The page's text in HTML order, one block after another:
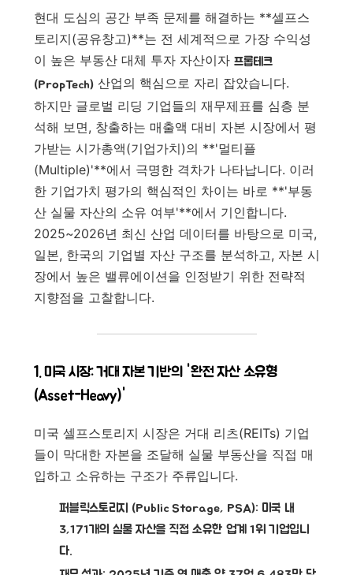
현대 도심의 공간 부족 문제를 해결하는 **셀프스
토리지(공유창고)**는 전 세계적으로 가장 수익성
이 높은 부동산 대체 투자 자산이자 프롭테크
(PropTech)산업의 핵심으로 자리 잡았습니다.
하지만 글로벌 리딩 기업들의 재무제표를 심층 분
석해 보면, 창출하는 매출액 대비 자본 시장에서 평
가받는 시가총액(기업가치)의 **'멀티플
(Multiple)'**에서 극명한 격차가 나타납니다. 이러
한 기업가치 평가의 핵심적인 차이는 바로 **'부동
산 실물 자산의 소유 여부'**에서 기인합니다.
2025~2026년 최신 산업 데이터를 바탕으로 미국,
일본, 한국의 기업별 자산 구조를 분석하고, 자본 시
장에서 높은 밸류에이션을 인정받기 위한 전략적
지향점을 고찰합니다.
1. 미국 시장: 거대 자본 기반의 '완전 자산 소유형
(Asset-Heavy)'
미국 셀프스토리지 시장은 거대 리츠(REITs) 기업
들이 막대한 자본을 조달해 실물 부동산을 직접 매
입하고 소유하는 구조가 주류입니다.
퍼블릭스토리지 (Public Storage, PSA): 미국 내
3,171개의 실물 자산을 직접 소유한 업계 1위 기업입니
다.